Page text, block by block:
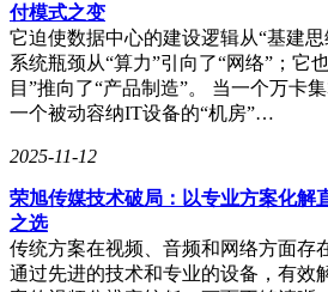
付模式之变
它迫使数据中心的建设逻辑从“基建
系统瓶颈从“算力”引向了“网络”；它
目”推向了“产品制造”。 当一个万卡
一个被动容纳IT设备的“机房”…
2025-11-12
荣旭传媒技术破局：以专业方案化解
之选
传统方案在视频、音频和网络方面存
通过先进的技术和专业的设备，有效